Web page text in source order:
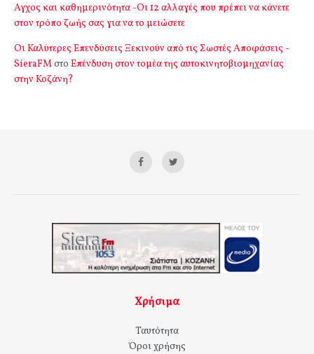
Αγχος και καθημερινότητα -Οι 12 αλλαγές που πρέπει να κάνετε
στον τρόπο ζωής σας για να το μειώσετε
Οι Καλύτερες Επενδύσεις Ξεκινούν από τις Σωστές Αποφάσεις -
SieraFMστο Επένδυση στον τομέα της αυτοκινητοβιομηχανίας
στην Κοζάνη?
Χρήσιμα
Ταυτότητα
Όροι χρήσης